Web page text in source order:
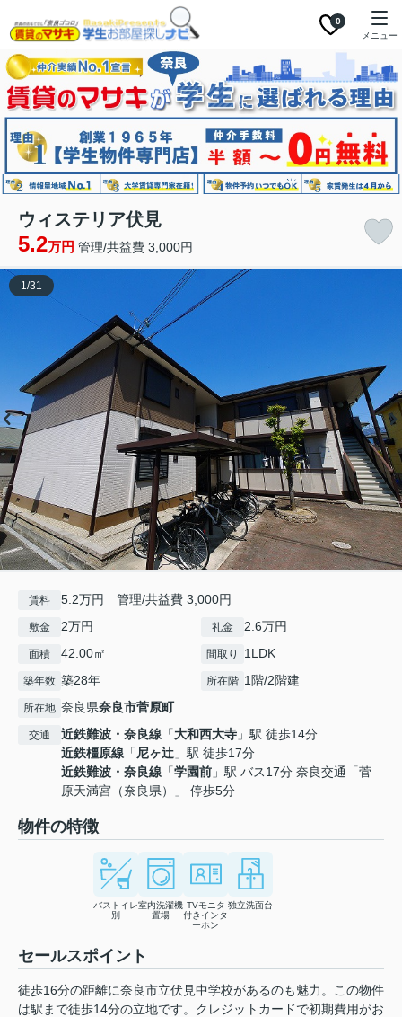
0
メニュー
ウィステリア伏見
5.2万円 管理/共益費 3,000円
1/31
賃料 5.2万円 管理/共益費 3,000円
敷金 2万円 礼金 2.6万円
面積 42.00㎡ 間取り 1LDK
築年数 築28年 所在階 1階/2階建
所在地 奈良県奈良市菅原町
交通 近鉄難波・奈良線 「大和西大寺 」駅 徒歩14分
近鉄橿原線 「 尼ヶ辻 」駅 徒歩17分
近鉄難波・奈良線 「学園前 」駅 バス17分 奈良交通「菅
原天満宮（奈良県）」 停歩5分
物件の特徴
バストイレ
別
室内洗濯機
置場
TVモニタ
付きインタ
ーホン
独立洗面台
セールスポイント
徒歩16分の距離に奈良市立伏見中学校があるのも魅力。この物件
は駅まで徒歩14分の立地です。クレジットカードで初期費用がお